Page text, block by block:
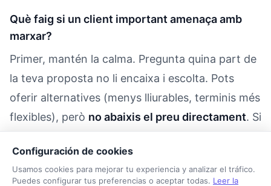
Què faig si un client important amenaça amb
marxar?
Primer, mantén la calma. Pregunta quina part de
la teva proposta no li encaixa i escolta. Pots
oferir alternatives (menys lliurables, terminis més
flexibles), però no abaixis el preu directament. Si
clients que valorin la teva feina. Els clients que
només busquen preu baix solen ser els més
Configuración de cookies
Usamos cookies para mejorar tu experiencia y analizar el tráfico.
Puedes configurar tus preferencias o aceptar todas. Leer la